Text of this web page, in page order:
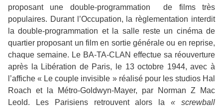
proposant une double-programmation
de films très
populaires. Durant l’Occupation, la règlementation interdit
la double-programmation et la salle reste un cinéma de
quartier proposant un film en sortie générale ou en reprise,
chaque semaine. Le BA-TA-CLAN effectue sa réouverture
après la Libération de Paris, le 13 octobre 1944, avec à
l’affiche « Le couple invisible » réalisé pour les studios Hal
Roach et la Métro-Goldwyn-Mayer, par Norman Z Mac
Leold. Les Parisiens retrouvent alors la« screwball